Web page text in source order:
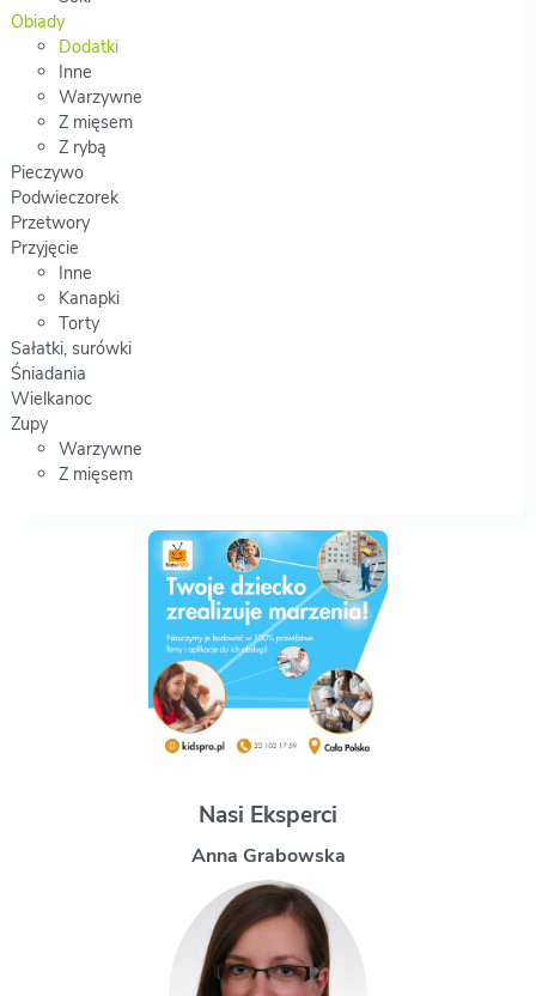
Obiady
Dodatki
Inne
Warzywne
Z mięsem
Z rybą
Pieczywo
Podwieczorek
Przetwory
Przyjęcie
Inne
Kanapki
Torty
Sałatki, surówki
Śniadania
Wielkanoc
Zupy
Warzywne
Z mięsem
Nasi Eksperci